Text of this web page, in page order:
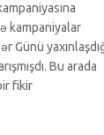
kampaniyalar
Günü
Bu arada
fikir